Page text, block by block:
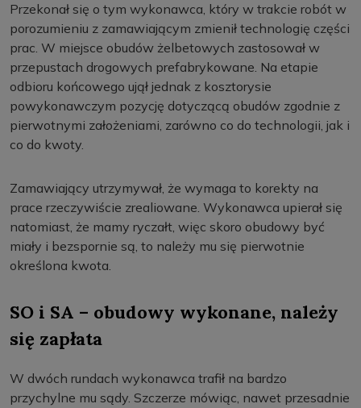
Przekonał się o tym wykonawca, który w trakcie robót w
porozumieniu z zamawiającym zmienił technologię części
prac. W miejsce obudów żelbetowych zastosował w
przepustach drogowych prefabrykowane. Na etapie
odbioru końcowego ujął jednak z kosztorysie
powykonawczym pozycję dotyczącą obudów zgodnie z
pierwotnymi założeniami, zarówno co do technologii, jak i
co do kwoty.
Zamawiający utrzymywał, że wymaga to korekty na
prace rzeczywiście zrealiowane. Wykonawca upierał się
natomiast, że mamy ryczałt, więc skoro obudowy być
miały i bezspornie są, to należy mu się pierwotnie
określona kwota.
SO i SA – obudowy wykonane, należy
się zapłata
W dwóch rundach wykonawca trafił na bardzo
przychylne mu sądy. Szczerze mówiąc, nawet przesadnie